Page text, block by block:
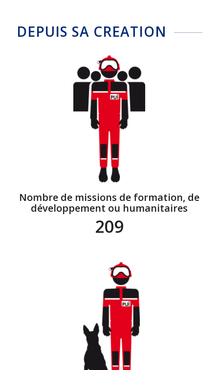
DEPUIS SA CREATION
Nombre de missions de formation, de
développement ou humanitaires
209